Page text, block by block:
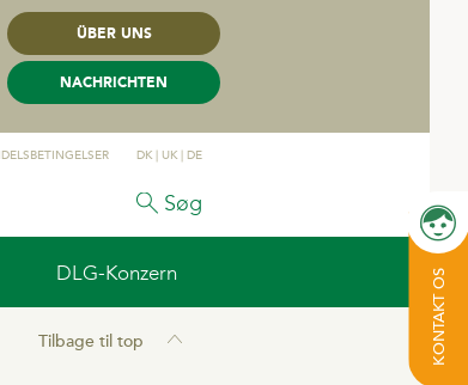
KONTAKT OS
ÜBER UNS
NACHRICHTEN
Søg
DK | UK | DE
DLG-Konzern
Tilbage til top